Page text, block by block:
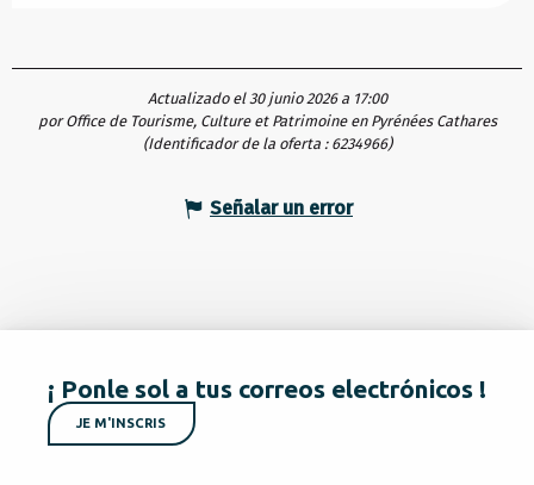
Actualizado el 30 junio 2026 a 17:00
por Office de Tourisme, Culture et Patrimoine en Pyrénées Cathares
(Identificador de la oferta : 6234966)
Señalar un error
¡ Ponle sol a tus correos electrónicos !
JE M'INSCRIS